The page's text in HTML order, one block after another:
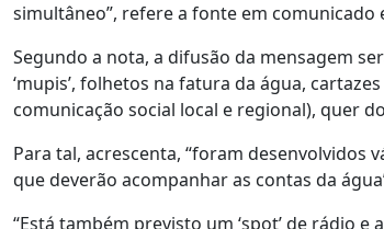
simultâneo”, refere a fonte em comunicado
Segundo a nota, a difusão da mensagem
‘mupis’, folhetos na fatura da água,
comunicação social local e regional), quer
Para tal, acrescenta, “foram desenvolvidos
que deverão acompanhar as contas da
“Está também previsto um ‘spot’ de rádio